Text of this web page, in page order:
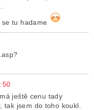
tu hadame
ještě cenu tady
tak jsem do toho koukl.